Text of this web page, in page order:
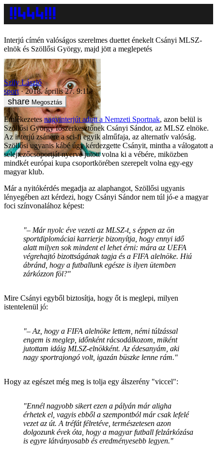
Interjú címén valóságos szerelmes duettet énekelt Csányi MLSZ-
elnök és Szöllősi György, majd jött a meglepetés
Szily László
sport
2018. április 27. 9:11
Megosztás
Emlékezetesnagyinterjút adott a Nemzeti Sportnak, azon belül is
Szöllősi György főszerkesztőnek Csányi Sándor, az MLSZ elnöke.
Az interjú zsánere a sci-fi egyik alműfaja, az alternatív valóság.
Szöllősi ugyanis kábé úgy kérdezgette Csányit, mintha a válogatott a
selejtezőcsoportját nyerve jutott volna ki a vébére, miközben
mindkét európai kupa csoportkörében szerepelt volna egy-egy
magyar klub.
Már a nyitókérdés megadja az alaphangot, Szöllősi ugyanis
lényegében azt kérdezi, hogy Csányi Sándor nem túl jó-e a magyar
foci színvonalához képest:
"– Már nyolc éve vezeti az MLSZ-t, s éppen az ön
sportdiplomáciai karrierje bizonyítja, hogy ennyi idő
alatt milyen sok mindent el lehet érni: mára az UEFA
végrehajtó bizottságának tagja és a FIFA alelnöke. Hiú
ábránd, hogy a futballunk egésze is ilyen ütemben
zárkózzon föl?"
Mire Csányi egyből biztosítja, hogy őt is meglepi, milyen
istentelenül jó:
"– Az, hogy a FIFA alelnöke lettem, némi túlzással
engem is meglep, időnként rácsodálkozom, miként
jutottam idáig MLSZ-elnökként. Az édesanyám, aki
nagy sportrajongó volt, igazán büszke lenne rám."
Hogy az egészet még meg is tolja egy álszerény "viccel":
"Ennél nagyobb sikert ezen a pályán már aligha
érhetek el, vagyis ebből a szempontból már csak lefelé
vezet az út. A tréfát félretéve, természetesen azon
dolgozunk évek óta, hogy a magyar futball felzárkózása
is egyre látványosabb és eredményesebb legyen."